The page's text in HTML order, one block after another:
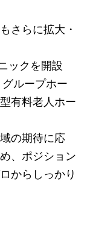
さらに拡大・
ックを開設
ループホー
有料老人ホー
の期待に応
、ポジション
からしっかり